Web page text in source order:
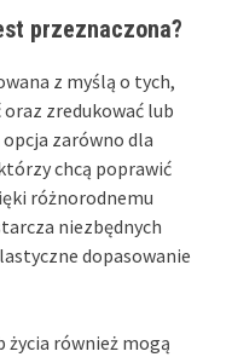
przeznaczona?
z myślą o tych,
zredukować lub
opcja zarówno dla
chcą poprawić
różnorodnemu
niezbędnych
dopasowanie
życia również mogą